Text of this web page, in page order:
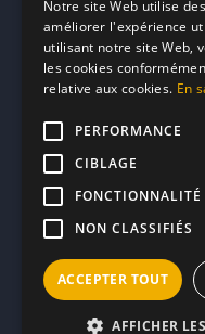
Contacts
marketing@reserverunbar.fr
11 rue Maurice Grandcoing
94200 Ivry-sur-Seine
Mentions légales
Notre site Web utilise
améliorer l'expérience
utilisant notre site Web,
les cookies
relative aux cookies. En
PERFORMANCE
CIBLAGE
FONCTIONNALITÉ
NON CLASSIFIÉS
ACCEPTER TOUT
AFFICHER